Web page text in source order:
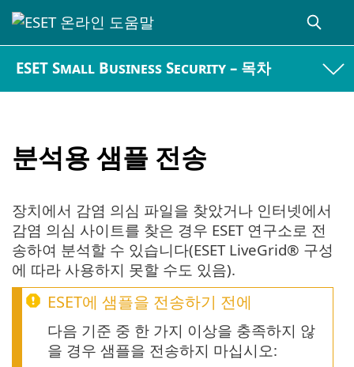
ESET Small Business Security – 목차
분석용 샘플 전송
장치에서 감염 의심 파일을 찾았거나 인터넷에서
감염 의심 사이트를 찾은 경우 ESET 연구소로 전
송하여 분석할 수 있습니다(ESET LiveGrid® 구성
에 따라 사용하지 못할 수도 있음).
ESET에 샘플을 전송하기 전에
다음 기준 중 한 가지 이상을 충족하지 않
을 경우 샘플을 전송하지 마십시오: